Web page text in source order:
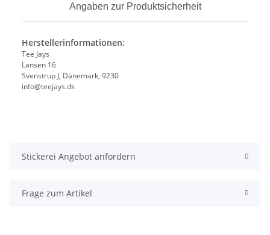
Angaben zur Produktsicherheit
Herstellerinformationen:
Tee Jays
Lansen 16
Svenstrup J, Dänemark, 9230
info@teejays.dk
Stickerei Angebot anfordern
Frage zum Artikel